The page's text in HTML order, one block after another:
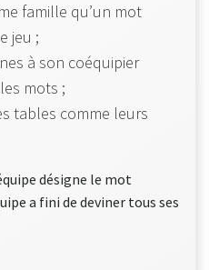
famille qu’un mot
jeu ;
à son coéquipier
mots ;
tables comme leurs
désigne le mot
a fini de deviner tous ses